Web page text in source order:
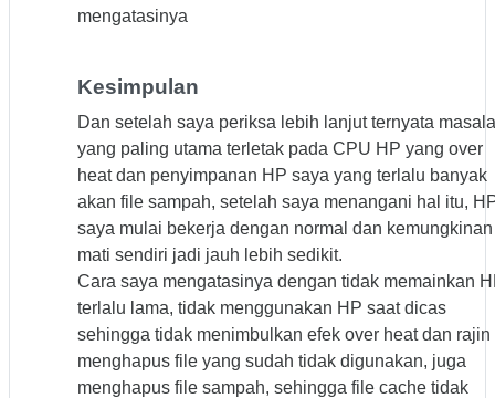
mengatasinya
Kesimpulan
Dan setelah saya periksa lebih lanjut ternyata
yang paling utama terletak pada CPU HP yang over
heat dan penyimpanan HP saya yang terlalu banyak
akan file sampah, setelah saya menangani hal itu,
saya mulai bekerja dengan normal dan kemungkinan
mati sendiri jadi jauh lebih sedikit.
Cara saya mengatasinya dengan tidak memainkan
terlalu lama, tidak menggunakan HP saat dicas
sehingga tidak menimbulkan efek over heat dan rajin
menghapus file yang sudah tidak digunakan, juga
menghapus file sampah, sehingga file cache tidak